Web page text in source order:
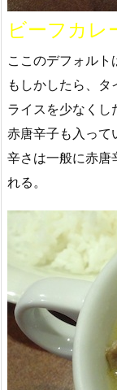
ビーフカレ
ここのデフォルト
もしかしたら、タ
ライスを少なくし
赤唐辛子も入って
辛さは一般に赤唐
れる。